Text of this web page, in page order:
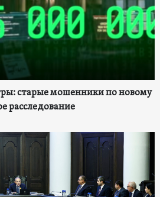
старые мошенники по новому
расследование